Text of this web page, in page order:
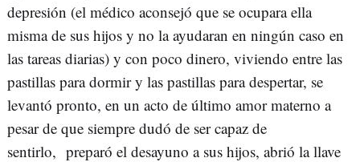
depresión (el médico aconsejó que se ocupara ella
misma de sus hijos y no la ayudaran en ningún caso en
las tareas diarias) y con poco dinero, viviendo entre las
pastillas para dormir y las pastillas para despertar, se
levantó pronto, en un acto de último amor materno a
pesar de que siempre dudó de ser capaz de
sentirlo, preparó el desayuno a sus hijos, abrió la llave